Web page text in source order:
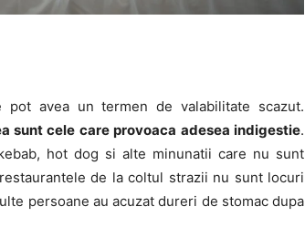
avea un termen de valabilitate scazut.
sunt cele care provoaca adesea indigestie.
hot dog si alte minunatii care nu sunt
de la coltul strazii nu sunt locuri
persoane au acuzat dureri de stomac dupa